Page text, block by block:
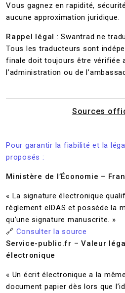
Vous gagnez en rapidité,
aucune approximation juridique.
Rappel légal : Swantrad ne
Tous les traducteurs sont
finale doit toujours être vérifiée
l’administration ou de
Sources
Pour garantir la fiabilité et la
proposés :
Ministère de l’Économie –
« La signature électronique
règlement eIDAS et possède la
qu’une signature manuscrite. »
🔗 Consulter la source
Service-public.fr – Valeur
électronique
« Un écrit électronique a la
document papier dès lors que